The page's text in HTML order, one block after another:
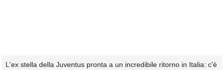
L'ex stella della Juventus pronta a un incredibile ritorno in Italia: c'è